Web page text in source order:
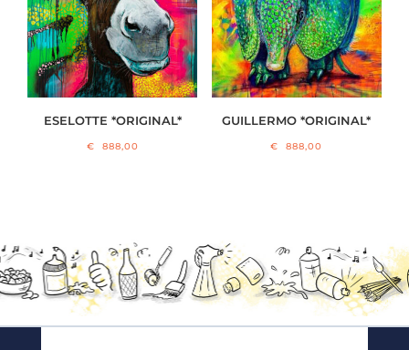
ESELOTTE *ORIGINAL*
€ 888,00
GUILLERMO *ORIGINAL*
€ 888,00